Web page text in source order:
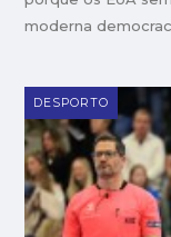
moderna
DESPORTO